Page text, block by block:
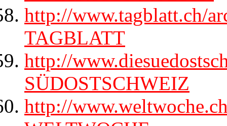
http://www.tagblatt.ch/
TAGBLATT
http://
SÜDOSTSCHWEIZ
http://